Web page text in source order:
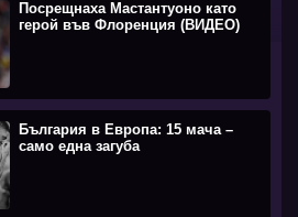
Посрещнаха Мастантуоно като
герой във Флоренция (ВИДЕО)
България в Европа: 15 мача –
само една загуба